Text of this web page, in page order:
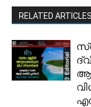
RELATED ARTICLES